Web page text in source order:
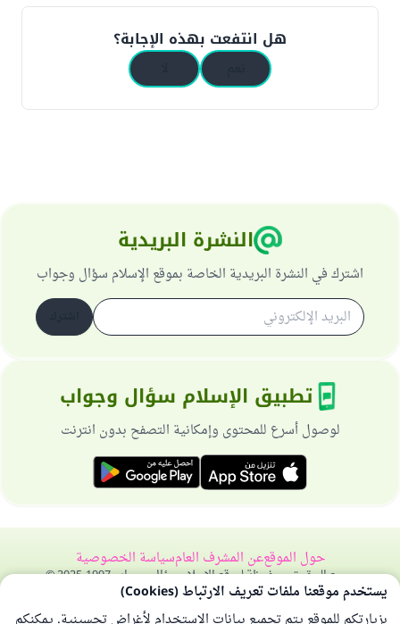
هل انتفعت بهذه الإجابة؟
النشرة البريدية
اشترك في النشرة البريدية الخاصة بموقع الإسلام سؤال وجواب
تطبيق الإسلام سؤال وجواب
لوصول أسرع للمحتوى وإمكانية التصفح بدون انترنت
حول الموقععن المشرف العامسياسة الخصوصية
جميع الحقوق محفوظة لموقع الإسلام سؤال وجواب 1997-2025 ©
يستخدم موقعنا ملفات تعريف الارتباط (Cookies)